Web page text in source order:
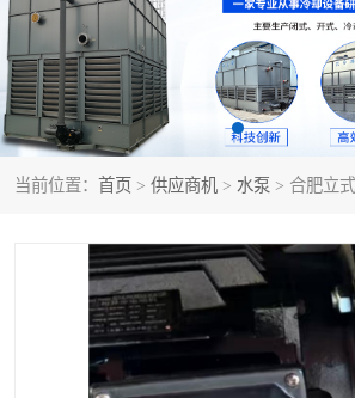
当前位置： 首页 > 供应商机 > 水泵 > 合肥立
方形开式冷却塔 圆形
闭式冷却塔 水箱
电控箱 水泵
板式换热器